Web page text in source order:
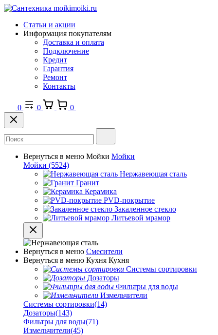
Статьи и акции
Информация покупателям
Доставка и оплата
Подключение
Кредит
Гарантия
Ремонт
Контакты
0 0 0
Вернуться в меню Мойки Мойки
Мойки (5524)
Нержавеющая сталь
Гранит
Керамика
PVD-покрытие
Закаленное стекло
Литьевой мрамор
Вернуться в меню Смесители
Вернуться в меню Кухня Кухня
Системы сортировки
Дозаторы
Фильтры для воды
Измельчители
Системы сортировки(14)
Дозаторы(143)
Фильтры для воды(71)
Измельчители(45)